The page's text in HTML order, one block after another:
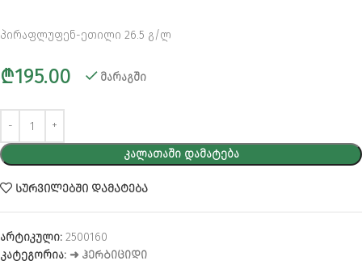
პირაფლუფენ-ეთილი 26.5 გ/ლ
₾195.00 მარაგში
ᲙᲐᲚᲐᲗᲐᲨᲘ ᲓᲐᲛᲐᲢᲔᲑᲐ
ᲡᲣᲠᲕᲘᲚᲔᲑᲨᲘ ᲓᲐᲛᲐᲢᲔᲑᲐ
არტიკული: 2500160
კატეგორია: ➜ ᲰᲔᲠᲑᲘᲪᲘᲓᲘ